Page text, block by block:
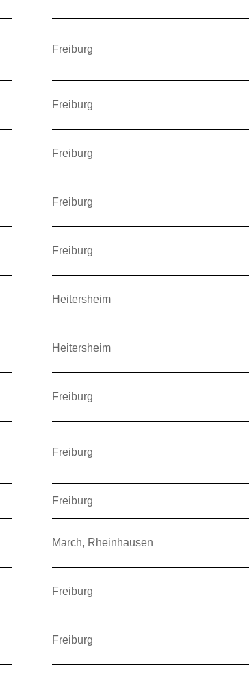
Freiburg
Freiburg
Freiburg
Freiburg
Freiburg
Heitersheim
Heitersheim
Freiburg
Freiburg
Freiburg
March, Rheinhausen
Freiburg
Freiburg